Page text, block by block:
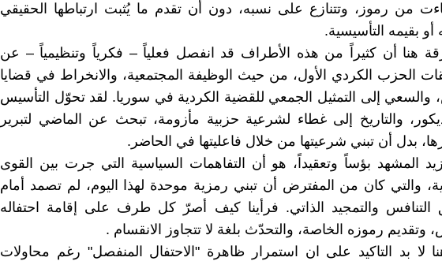
من رموز، وتتنازع على نسبه، دون أن تقدم ما يُثبت ارتباطها الحقيقي
أو بقيمه التأسيسية.
هنا أن كثيراً من هذه الأطراف قد انفصل فعلياً – فكرياً وتنظيمياً – عن
الحزب الكردي الأول، من حيث الوظيفة المجتمعية، والانخراط في قضايا
والسعي إلى التمثيل الجمعي للقضية الكردية في سوريا. لقد تحوّل التأسيس
والتاريخ إلى غطاء لشرعية حزبية مأزومة، تبحث عن الماضي لتبرير
بدل أن تبني شرعيتها من خلال فاعليتها في الحاضر.
المشهد بؤساً وتعقيداً، هو أن التفاهمات السياسية التي جرت بين القوى
والتي كان من المفترض أن تبني رمزية موحدة لهذا اليوم، لم تصمد أمام
والتمجيد الذاتي. فرأينا كيف أصرّ كل طرف على إقامة احتفاله
وتقديم رموزه الخاصة، والتحدّث بلغة لا تتجاوز الانقسام .
لا بد التاكيد على ان استمرار ظاهرة "الاحتفال المنفصل" رغم محاولات